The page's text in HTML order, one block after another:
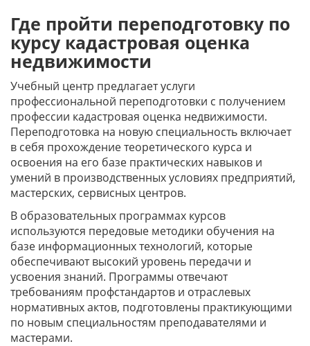
Где пройти переподготовку по
курсу кадастровая оценка
недвижимости
Учебный центр предлагает услуги
профессиональной переподготовки с получением
профессии кадастровая оценка недвижимости.
Переподготовка на новую специальность включает
в себя прохождение теоретического курса и
освоения на его базе практических навыков и
умений в производственных условиях предприятий,
мастерских, сервисных центров.
В образовательных программах курсов
используются передовые методики обучения на
базе информационных технологий, которые
обеспечивают высокий уровень передачи и
усвоения знаний. Программы отвечают
требованиям профстандартов и отраслевых
нормативных актов, подготовлены практикующими
по новым специальностям преподавателями и
мастерами.